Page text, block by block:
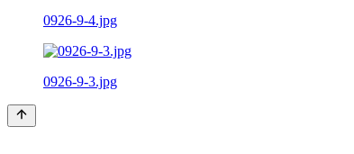
0926-9-4.jpg
0926-9-3.jpg